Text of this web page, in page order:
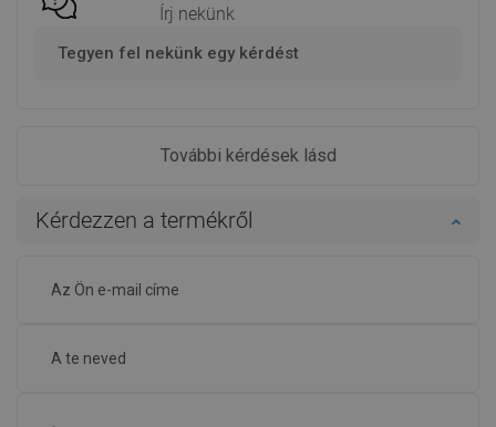
Írj nekünk
Tegyen fel nekünk egy kérdést
További kérdések lásd
Kérdezzen a termékről